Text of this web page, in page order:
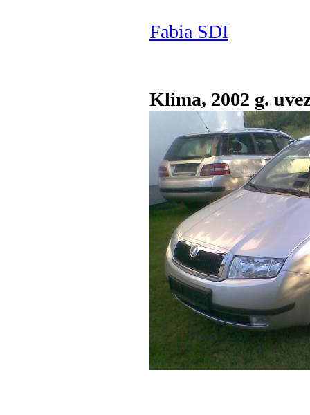
Fabia SDI
Klima, 2002 g.